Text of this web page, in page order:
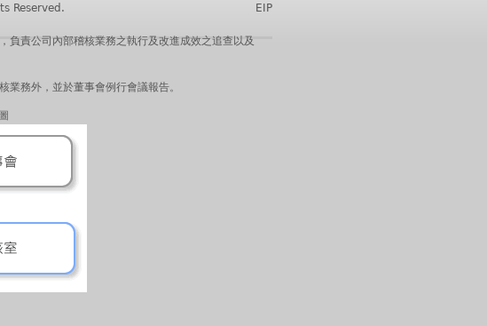
負責公司內部稽核業務之執行及改進成效之追查以及
業務外，並於董事會例行會議報告。
Reserved.
EIP